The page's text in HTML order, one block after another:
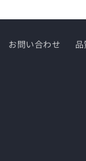
お問い合わせ